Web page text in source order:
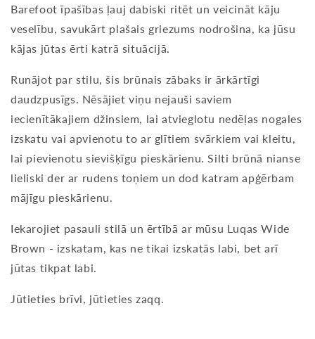
Barefoot īpašības ļauj dabiski ritēt un veicināt kāju
veselību, savukārt plašais griezums nodrošina, ka jūsu
kājas jūtas ērti katrā situācijā.
Runājot par stilu, šis brūnais zābaks ir ārkārtīgi
daudzpusīgs. Nēsājiet viņu nejauši saviem
iecienītākajiem džinsiem, lai atvieglotu nedēļas nogales
izskatu vai apvienotu to ar glītiem svārkiem vai kleitu,
lai pievienotu sievišķīgu pieskārienu. Silti brūnā nianse
lieliski der ar rudens toņiem un dod katram apģērbam
mājīgu pieskārienu.
Iekarojiet pasauli stilā un ērtībā ar mūsu Luqas Wide
Brown - izskatam, kas ne tikai izskatās labi, bet arī
jūtas tikpat labi.
Jūtieties brīvi, jūtieties zaqq.